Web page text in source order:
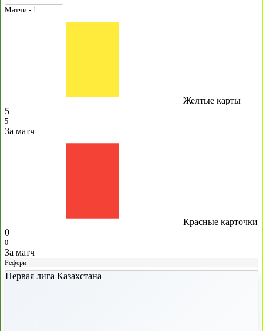
Матчи - 1
Желтые карты
5
5
За матч
Красные карточки
0
0
За матч
Рефери
Первая лига Казахстана